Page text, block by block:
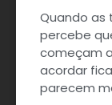
Quando
percebe
começam
acordar
parecem